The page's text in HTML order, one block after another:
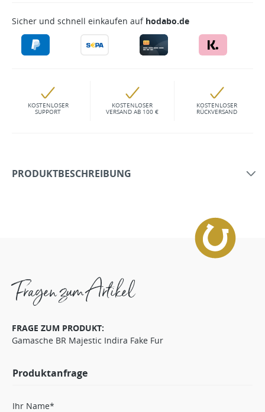
Sicher und schnell einkaufen auf hodabo.de
KOSTENLOSER
SUPPORT
KOSTENLOSER
VERSAND AB 100 €
KOSTENLOSER
RÜCKVERSAND
PRODUKTBESCHREIBUNG
Fragen zum Artikel
FRAGE ZUM PRODUKT:
Gamasche BR Majestic Indira Fake Fur
Produktanfrage
Ihr Name*